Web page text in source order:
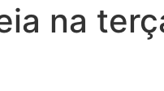
na